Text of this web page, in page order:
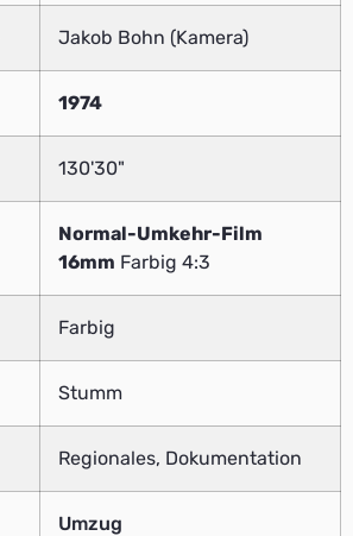
Jakob Bohn (Kamera)
1974
130'30"
Normal-Umkehr-Film
16mm Farbig 4:3
Farbig
Stumm
Regionales, Dokumentation
Umzug